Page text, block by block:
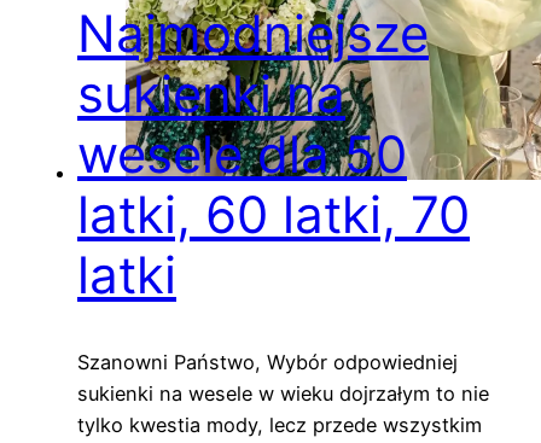
Najmodniejsze
sukienki na
wesele dla 50
latki, 60 latki, 70
latki
Szanowni Państwo, Wybór odpowiedniej
sukienki na wesele w wieku dojrzałym to nie
tylko kwestia mody, lecz przede wszystkim